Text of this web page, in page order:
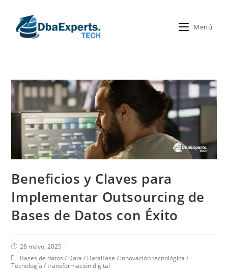
Menú
Beneficios y Claves para
Implementar Outsourcing de
Bases de Datos con Éxito
28 mayo, 2025
Bases de datos / Data / DataBase / innovación tecnológica /
Tecnología /transformación digital